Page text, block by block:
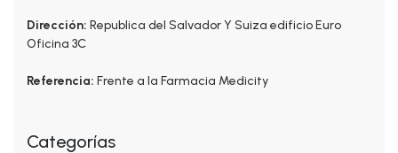
Dirección: Republica del Salvador Y Suiza edificio Euro
Oficina 3C
Referencia: Frente a la Farmacia Medicity
Categorías